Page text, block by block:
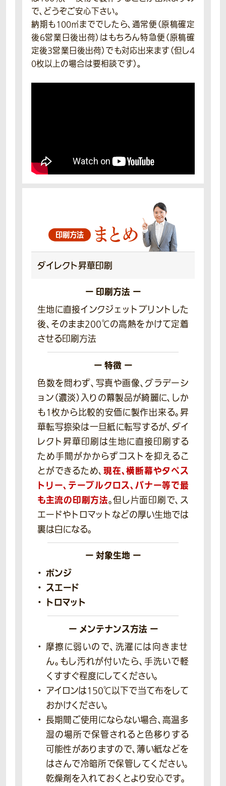
で、どうぞご安心下さい。
納期も100㎡まででしたら、通常便（原稿確定
後6営業日後出荷）はもちろん特急便（原稿確
定後3営業日後出荷）でも対応出来ます（但し4
0枚以上の場合は要相談です）。
印刷方法 まとめ
ダイレクト昇華印刷
ー 印刷方法 ー
生地に直接インクジェットプリントした
後、そのまま200℃の高熱をかけて定着
させる印刷方法
ー 特徴 ー
色数を問わず、写真や画像、グラデーシ
ョン（濃淡）入りの幕製品が綺麗に、しか
も1枚から比較的安価に製作出来る。昇
華転写捺染は一旦紙に転写するが、ダイ
レクト昇華印刷は生地に直接印刷する
ため手間がかからずコストを抑えるこ
とができるため、現在、横断幕やタペス
トリー、テーブルクロス、バナー等で最
も主流の印刷方法。但し片面印刷で、ス
エードやトロマットなどの厚い生地では
裏は白になる。
ー 対象生地 ー
ポンジ
スエード
トロマット
ー メンテナンス方法 ー
摩擦に弱いので、洗濯には向きませ
ん。もし汚れが付いたら、手洗いで軽
くすすぐ程度にしてください。
アイロンは150℃以下で当て布をして
おかけください。
長期間ご使用にならない場合、高温多
湿の場所で保管されると色移りする
可能性がありますので、薄い紙などを
はさんで冷暗所で保管してください。
乾燥剤を入れておくとより安心です。